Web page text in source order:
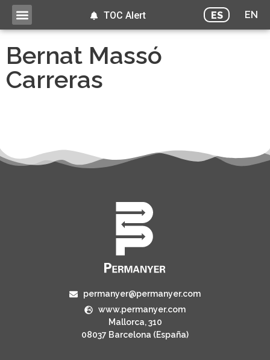
ES EN
TOC Alert
Bernat Massó
Carreras
permanyer@permanyer.com
www.permanyer.com
Mallorca, 310
08037 Barcelona (España)